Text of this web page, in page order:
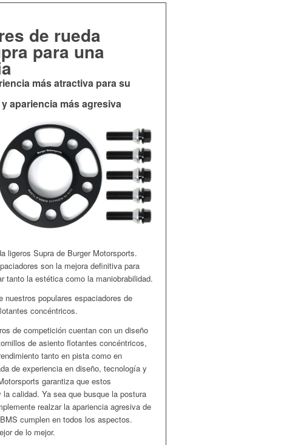
de rueda
para una
más atractiva para su
apariencia más agresiva
ligeros Supra de Burger Motorsports.
son la mejora definitiva para
tanto la estética como la maniobrabilidad.
populares espaciadores de
concéntricos.
de competición cuentan con un diseño
de asiento flotantes concéntricos,
tanto en pista como en
de experiencia en diseño, tecnología y
garantiza que estos
calidad. Ya sea que busque la postura
realzar la apariencia agresiva de
cumplen en todos los aspectos.
de lo mejor.